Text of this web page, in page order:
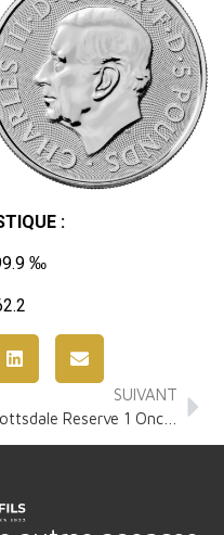
:
‰
SUIVANT
Scottsdale Reserve 1 Once Argent